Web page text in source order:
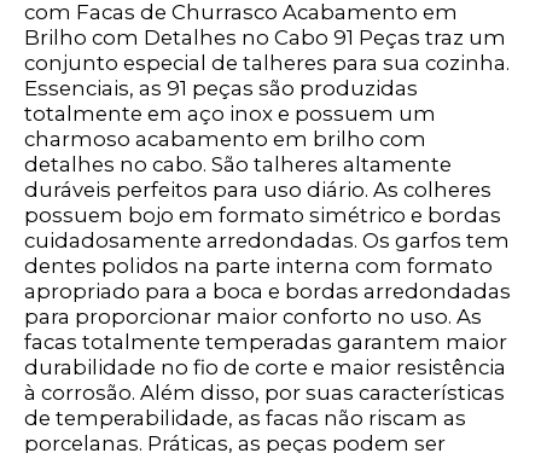
com Facas de Churrasco Acabamento em
Brilho com Detalhes no Cabo 91 Peças traz um
conjunto especial de talheres para sua cozinha.
Essenciais, as 91 peças são produzidas
totalmente em aço inox e possuem um
charmoso acabamento em brilho com
detalhes no cabo. São talheres altamente
duráveis perfeitos para uso diário. As colheres
possuem bojo em formato simétrico e bordas
cuidadosamente arredondadas. Os garfos tem
dentes polidos na parte interna com formato
apropriado para a boca e bordas arredondadas
para proporcionar maior conforto no uso. As
facas totalmente temperadas garantem maior
durabilidade no fio de corte e maior resistência
à corrosão. Além disso, por suas características
de temperabilidade, as facas não riscam as
porcelanas. Práticas, as peças podem ser